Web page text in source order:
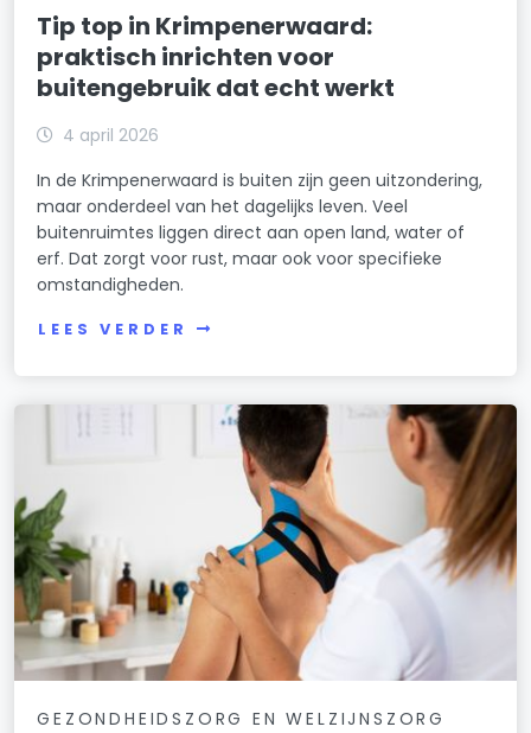
Tip top in Krimpenerwaard:
praktisch inrichten voor
buitengebruik dat echt werkt
4 april 2026
In de Krimpenerwaard is buiten zijn geen uitzondering,
maar onderdeel van het dagelijks leven. Veel
buitenruimtes liggen direct aan open land, water of
erf. Dat zorgt voor rust, maar ook voor specifieke
omstandigheden.
LEES VERDER
GEZONDHEIDSZORG EN WELZIJNSZORG